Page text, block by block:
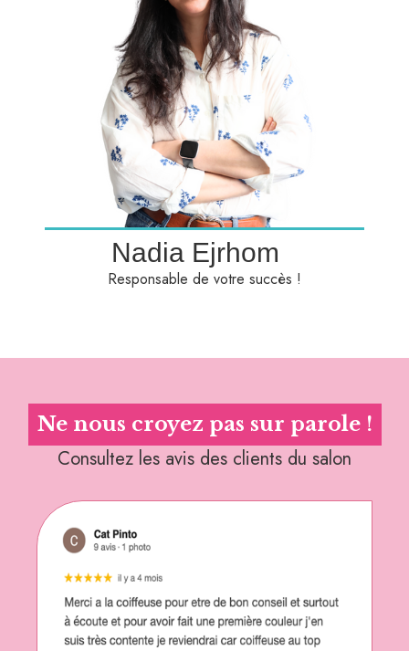
Nadia Ejrhom
Responsable de votre succès !
Ne nous croyez pas sur parole !
Consultez les avis des clients du salon